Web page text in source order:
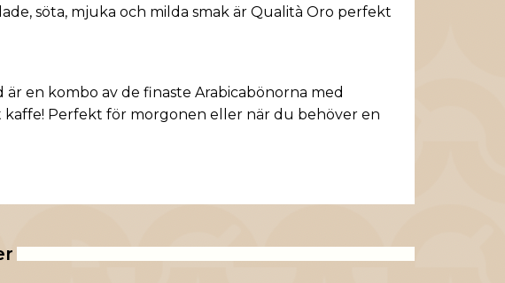
söta, mjuka och milda smak är Qualità Oro perfekt
en kombo av de finaste Arabicabönorna med
Perfekt för morgonen eller när du behöver en